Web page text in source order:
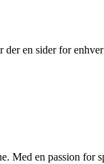
en sider for
Med en passion